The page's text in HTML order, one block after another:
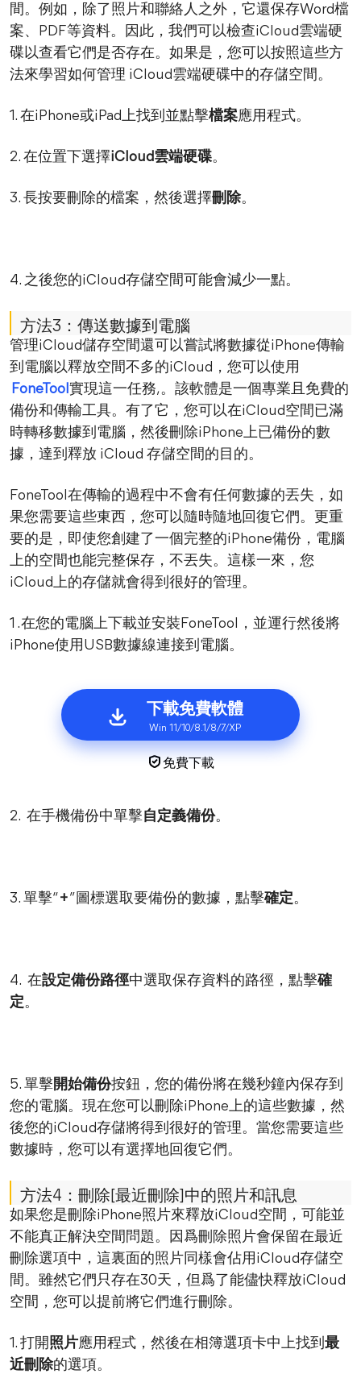
間。例如，除了照片和聯絡人之外，它還保存Word檔
案、PDF等資料。因此，我們可以檢查iCloud雲端硬
碟以查看它們是否存在。如果是，您可以按照這些方
法來學習如何管理 iCloud雲端硬碟中的存儲空間。
1. 在iPhone或iPad上找到並點擊檔案應用程式。
2. 在位置下選擇iCloud雲端硬碟。
3. 長按要刪除的檔案，然後選擇刪除。
4. 之後您的iCloud存儲空間可能會減少一點。
方法3：傳送數據到電腦
管理iCloud儲存空間還可以嘗試將數據從iPhone傳輸
到電腦以釋放空間不多的iCloud，您可以使用
FoneTool實現這一任務,。該軟體是一個專業且免費的
備份和傳輸工具。有了它，您可以在iCloud空間已滿
時轉移數據到電腦，然後刪除iPhone上已備份的數
據，達到釋放 iCloud 存儲空間的目的。
FoneTool在傳輸的過程中不會有任何數據的丟失，如
果您需要這些東西，您可以隨時隨地回復它們。更重
要的是，即使您創建了一個完整的iPhone備份，電腦
上的空間也能完整保存，不丟失。這樣一來，您
iCloud上的存儲就會得到很好的管理。
1 .在您的電腦上下載並安裝FoneTool，並運行然後將
iPhone使用USB數據線連接到電腦。
下載免費軟體
Win 11/10/8.1/8/7/XP
免費下載
2. 在手機備份中單擊 自定義備份。
3. 單擊“ +”圖標選取要備份的數據，點擊確定。
4. 在設定備份路徑中選取保存資料的路徑，點擊確
定。
5. 單擊開始備份按鈕，您的備份將在幾秒鐘內保存到
您的電腦。現在您可以刪除iPhone上的這些數據，然
後您的iCloud存儲將得到很好的管理。當您需要這些
數據時，您可以有選擇地回復它們。
方法4：刪除[最近刪除]中的照片和訊息
如果您是刪除iPhone照片來釋放iCloud空間，可能並
不能真正解決空間問題。因爲刪除照片會保留在最近
刪除選項中，這裏面的照片同樣會佔用iCloud存儲空
間。雖然它們只存在30天，但爲了能儘快釋放iCloud
空間，您可以提前將它們進行刪除。
1. 打開照片應用程式，然後在相簿選項卡中上找到 最
近刪除的選項。